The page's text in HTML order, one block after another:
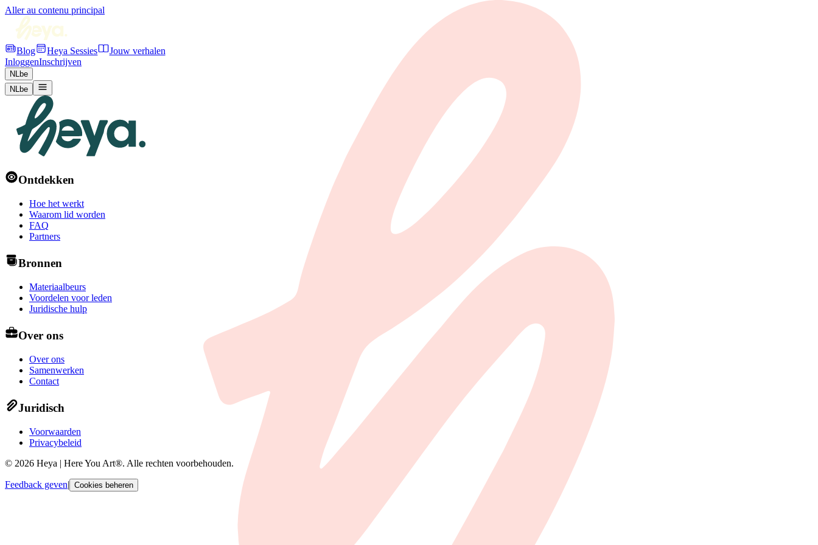
Aller au contenu principal
Blog Heya Sessies
Jouw verhalen
InloggenInschrijven
NLbe
NLbe
Ontdekken
Hoe het werkt
Waarom lid worden
FAQ
Partners
Bronnen
Materiaalbeurs
Voordelen voor leden
Juridische hulp
Over ons
Over ons
Samenwerken
Contact
Juridisch
Voorwaarden
Privacybeleid
© 2026 Heya | Here You Art®. Alle rechten voorbehouden.
Feedback geven| Cookies beheren